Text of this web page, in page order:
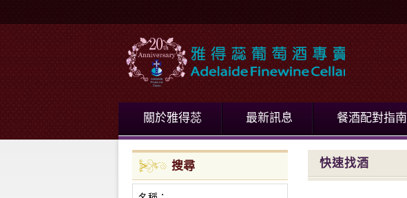
關於雅得蕊 最新訊息 餐酒配對指南
搜尋 快速找酒